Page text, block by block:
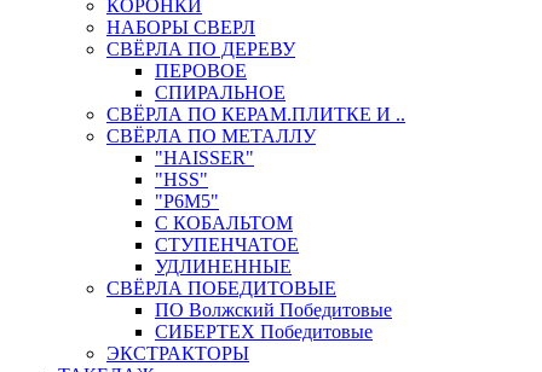
КОРОНКИ
НАБОРЫ СВЕРЛ
СВЁРЛА ПО ДЕРЕВУ
ПЕРОВОЕ
СПИРАЛЬНОЕ
СВЁРЛА ПО КЕРАМ.ПЛИТКЕ И ..
СВЁРЛА ПО МЕТАЛЛУ
"HAISSER"
"HSS"
"Р6М5"
С КОБАЛЬТОМ
СТУПЕНЧАТОЕ
УДЛИНЕННЫЕ
СВЁРЛА ПОБЕДИТОВЫЕ
ПО Волжский Победитовые
СИБЕРТЕХ Победитовые
ЭКСТРАКТОРЫ